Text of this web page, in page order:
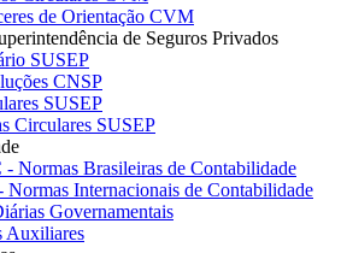
de Orientação CVM
de Seguros Privados
SUSEP
CNSP
SUSEP
Circulares SUSEP
Normas Brasileiras de Contabilidade
Normas Internacionais de Contabilidade
Governamentais
Auxiliares